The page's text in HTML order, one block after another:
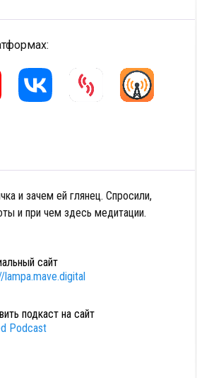
и зачем ей глянец. Спросили,
и при чем здесь медитации.
сайт
lampa.mave.digital
подкаст на сайт
Podcast